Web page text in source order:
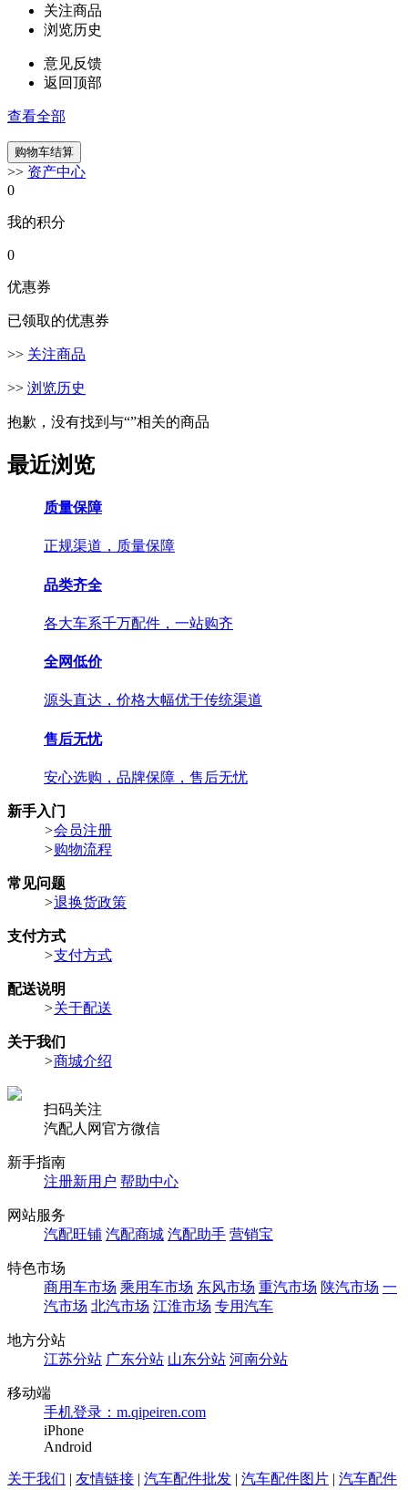
关注商品
浏览历史
意见反馈
返回顶部
查看全部
>> 资产中心
0
我的积分
0
优惠券
已领取的优惠券
>> 关注商品
>> 浏览历史
抱歉，没有找到与“”相关的商品
最近浏览
质量保障
正规渠道，质量保障
品类齐全
各大车系千万配件，一站购齐
全网低价
源头直达，价格大幅优于传统渠道
售后无忧
安心选购，品牌保障，售后无忧
新手入门
>会员注册
>购物流程
常见问题
>退换货政策
支付方式
>支付方式
配送说明
>关于配送
关于我们
>商城介绍
扫码关注
汽配人网官方微信
新手指南
注册新用户 帮助中心
网站服务
汽配旺铺 汽配商城 汽配助手 营销宝
特色市场
商用车市场 乘用车市场 东风市场 重汽市场 陕汽市场 一
汽市场 北汽市场 江淮市场 专用汽车
地方分站
江苏分站 广东分站 山东分站 河南分站
移动端
手机登录：m.qipeiren.com
iPhone
Android
关于我们 | 友情链接 | 汽车配件批发 | 汽车配件图片 | 汽车配件